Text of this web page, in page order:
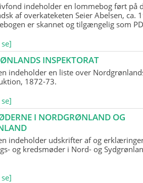
indeholder en lommebog ført på
af overkateketen Seier Abelsen, ca.
er skannet og tilgængelig som
INSPEKTORAT
indeholder en liste over
1872-73.
I NORDGRØNLAND OG
indeholder udskrifter af og
og kredsmøder i Nord- og